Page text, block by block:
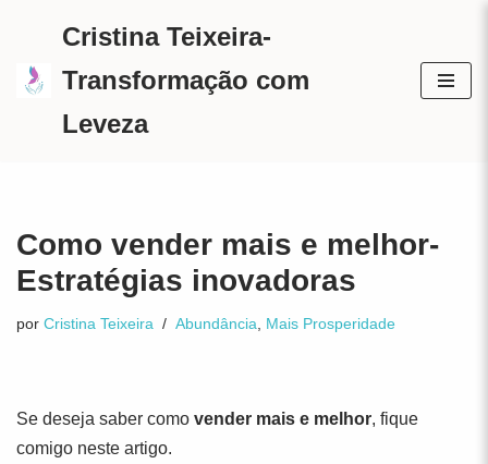
para
Cristina Teixeira-
Transformação com
Leveza
Como vender mais e melhor-
Estratégias inovadoras
por Cristina Teixeira Abundância Mais Prosperidade
Se deseja saber como vender mais e melhor, fique
comigo neste artigo.